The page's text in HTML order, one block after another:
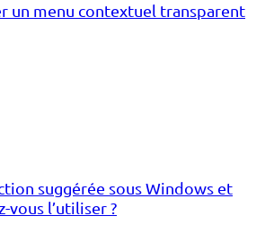
un menu contextuel transparent
suggérée sous Windows et
vous l’utiliser ?